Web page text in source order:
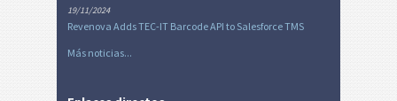
19/11/2024
Revenova Adds TEC-IT Barcode API to Salesforce TMS
Más noticias...